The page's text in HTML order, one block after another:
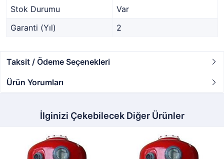
Stok Durumu
Var
Garanti (Yıl)
2
Taksit / Ödeme Seçenekleri
Ürün Yorumları
İlginizi Çekebilecek Diğer Ürünler